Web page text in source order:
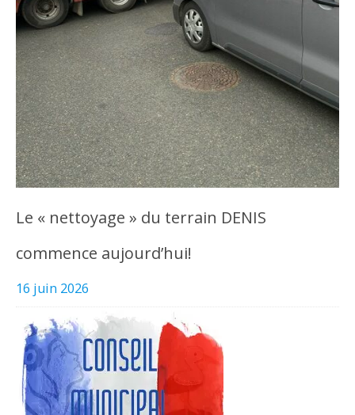
Le « nettoyage » du terrain DENIS
commence aujourd’hui!
16 juin 2026